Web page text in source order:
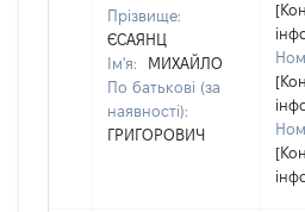
Прізвище:
ЄСАЯНЦ
Ім'я:
МИХАЙЛО
По батькові (за
наявності):
ГРИГОРОВИЧ